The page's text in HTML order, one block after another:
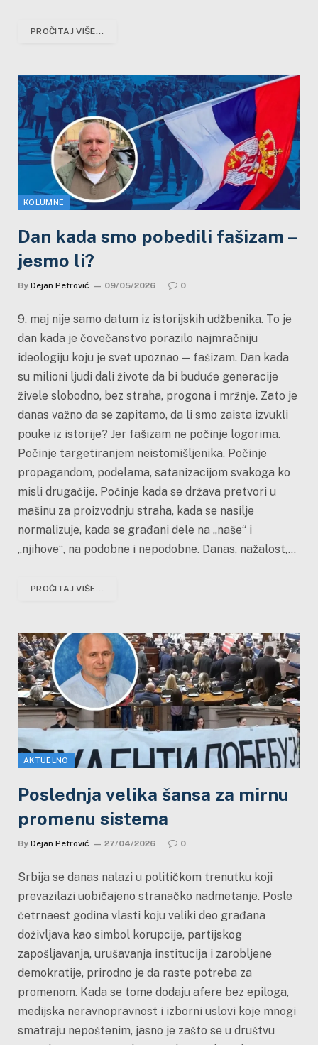
PROČITAJ VIŠE...
KOLUMNE
Dan kada smo pobedili fašizam –
jesmo li?
By Dejan Petrović 09/05/2026 0
9. maj nije samo datum iz istorijskih udžbenika. To je
dan kada je čovečanstvo porazilo najmračniju
ideologiju koju je svet upoznao — fašizam. Dan kada
su milioni ljudi dali živote da bi buduće generacije
živele slobodno, bez straha, progona i mržnje. Zato je
danas važno da se zapitamo, da li smo zaista izvukli
pouke iz istorije? Jer fašizam ne počinje logorima.
Počinje targetiranjem neistomišljenika. Počinje
propagandom, podelama, satanizacijom svakoga ko
misli drugačije. Počinje kada se država pretvori u
mašinu za proizvodnju straha, kada se nasilje
normalizuje, kada se građani dele na „naše“ i
„njihove“, na podobne i nepodobne. Danas, nažalost,…
PROČITAJ VIŠE...
AKTUELNO
Poslednja velika šansa za mirnu
promenu sistema
By Dejan Petrović 27/04/2026 0
Srbija se danas nalazi u političkom trenutku koji
prevazilazi uobičajeno stranačko nadmetanje. Posle
četrnaest godina vlasti koju veliki deo građana
doživljava kao simbol korupcije, partijskog
zapošljavanja, urušavanja institucija i zarobljene
demokratije, prirodno je da raste potreba za
promenom. Kada se tome dodaju afere bez epiloga,
medijska neravnopravnost i izborni uslovi koje mnogi
smatraju nepoštenim, jasno je zašto se u društvu